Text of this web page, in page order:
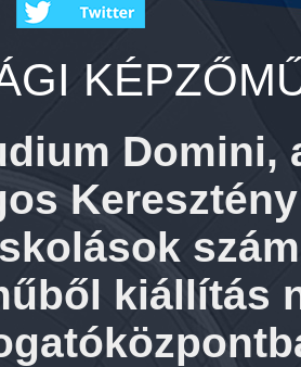
Domini,
kiállítás